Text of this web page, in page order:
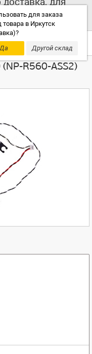
для заказа
товара в Иркутск
Другой склад
выбирайте
склад!
R560-ASS2)